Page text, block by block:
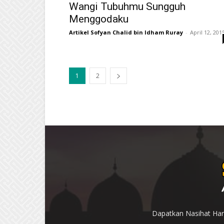
Wangi Tubuhmu Sungguh
Menggodaku
Artikel Sofyan Chalid bin Idham Ruray - April 12,
1 2
Dapatkan Nasihat